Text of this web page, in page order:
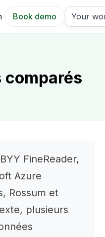
Book demo
comparés
FineReader,
Azure
Rossum et
plusieurs